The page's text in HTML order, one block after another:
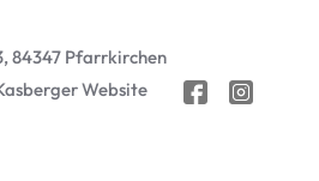
84347 Pfarrkirchen
Website